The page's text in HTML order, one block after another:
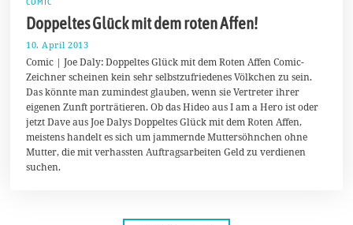
Doppeltes Glück mit dem roten Affen!
10. April 2013
1
.
J
a
n
u
a
r
2
Comic | Joe Daly: Doppeltes Glück mit dem Roten Affen Comic-
Zeichner scheinen kein sehr selbstzufriedenes Völkchen zu sein.
Das könnte man zumindest glauben, wenn sie Vertreter ihrer
eigenen Zunft porträtieren. Ob das Hideo aus I am a Hero ist oder
jetzt Dave aus Joe Dalys Doppeltes Glück mit dem Roten Affen,
meistens handelt es sich um jammernde Muttersöhnchen ohne
Mutter, die mit verhassten Auftragsarbeiten Geld zu verdienen
suchen.